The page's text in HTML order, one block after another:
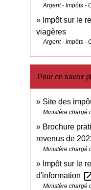
Argent - Impôts -
Impôt sur le
viagères
Argent - Impôts -
Pour en savoir
Site des
Ministère chargé
Brochure
revenus de
Ministère chargé
Impôt sur le
d'information
Ministère chargé